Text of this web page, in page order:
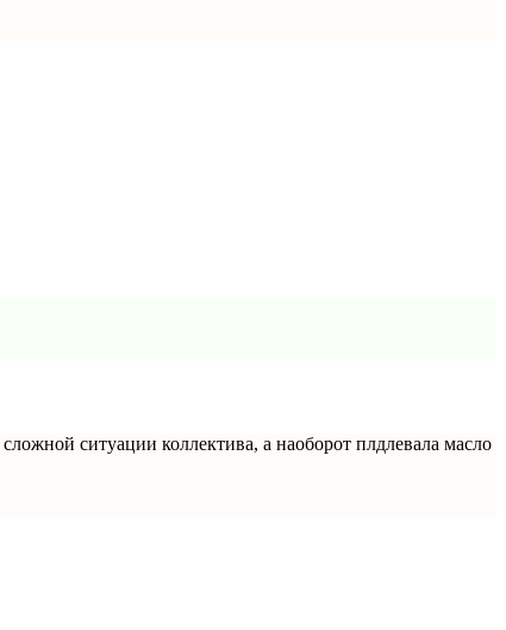
ситуации коллектива, а наоборот плдлевала масло